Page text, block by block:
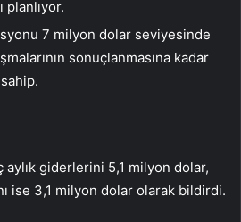
planlıyor.
7 milyon dolar seviyesinde
sonuçlanmasına kadar
giderlerini 5,1 milyon dolar,
ise 3,1 milyon dolar olarak bildirdi.